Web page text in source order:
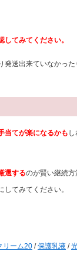
てみてください。
送出来ていなかっ
当てが楽になるかも
選するのが賢い継続方
てみてください。
リーム20 /保護乳液 /